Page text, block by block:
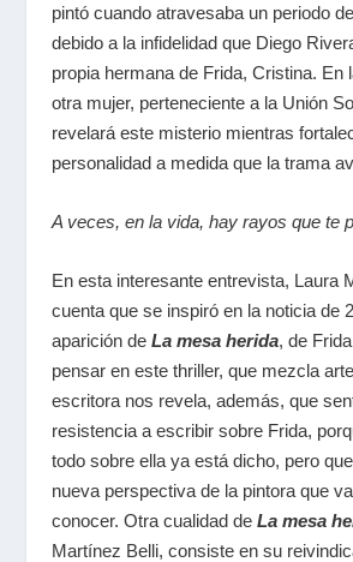
pintó cuando atravesaba un periodo
debido a la infidelidad que Diego
propia hermana de Frida, Cristina. En
otra mujer, perteneciente a la Unión
revelará este misterio mientras
personalidad a medida que la trama
A veces, en la vida, hay rayos que te
En esta interesante entrevista, Laura
cuenta que se inspiró en la noticia de
aparición de La mesa herida, de
pensar en este thriller, que mezcla
escritora nos revela, además, que
resistencia a escribir sobre Frida,
todo sobre ella ya está dicho, pero
nueva perspectiva de la pintora que
conocer. Otra cualidad de La mesa
Martínez Belli, consiste en su